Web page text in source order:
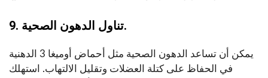
9. تناول الدهون الصحية.
يمكن أن تساعد الدهون الصحية مثل أحماض أوميغا 3 الدهنية
في الحفاظ على كتلة العضلات وتقليل الالتهاب. استهلك